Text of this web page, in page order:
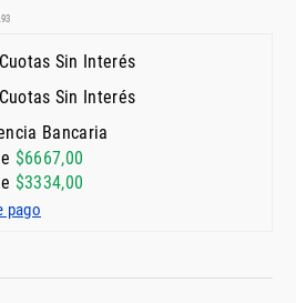
93
Sin Interés
Sin Interés
Bancaria
$6667,00
$3334,00
pago